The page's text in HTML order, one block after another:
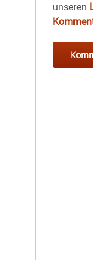
unseren